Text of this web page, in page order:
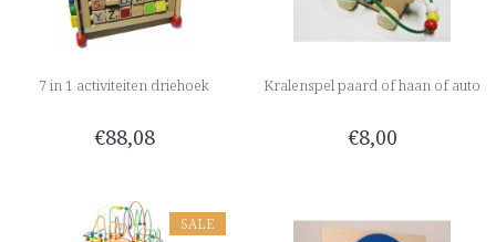
7 in 1 activiteiten driehoek
€88,08
Kralenspel paard of haan of auto
€8,00
SALE